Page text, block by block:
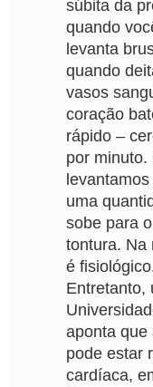
súbita da
quando
levanta
quando
vasos
coração
rápido –
por minuto.
uma
sobe para
tontura. Na
é
Entretanto,
aponta que
pode estar
cardíaca,